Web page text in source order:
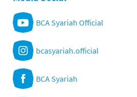
BCA Syariah Official
bcasyariah.official
BCA Syariah